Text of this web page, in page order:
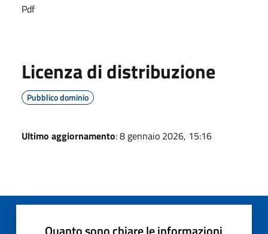
Pdf
Licenza di distribuzione
Pubblico dominio
Ultimo aggiornamento: 8 gennaio 2026, 15:16